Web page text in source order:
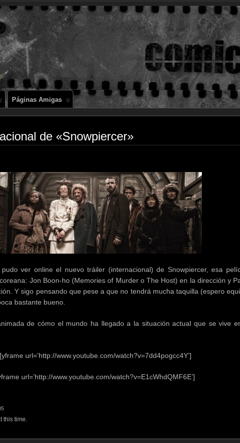
Comics
Páginas Amigas
de «Snowpiercer»
ver online el nuevo tráiler (internacional) de Snowpiercer, esa
Jon Boon-ho (Memories of Murder o The Host) en la dirección y
Y sigo pensando que pese a que no tendrá mucha taquilla (espero
bastante bueno.
de cómo el mundo ha llegado a la situación actual que se vive
[yframe url=’http://www.youtube.com/watch?v=7dd4pogcc4Y’]
url=’http://www.youtube.com/watch?v=E1cWhdQMF6E’]
this time.